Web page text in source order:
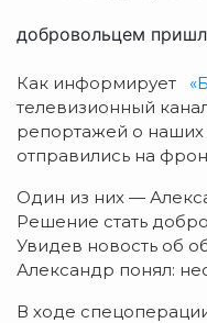
добровольцем
Как информирует
телевизионный
репортажей о наших
отправились на
Один из них —
Решение стать
Увидев новость об
Александр понял:
В ходе